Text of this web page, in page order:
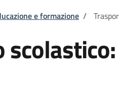
panee formazione /